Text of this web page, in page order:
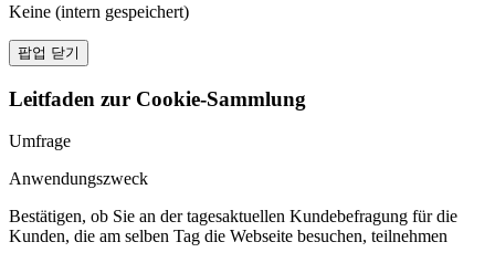
Keine (intern gespeichert)
팝업 닫기
Leitfaden zur Cookie-Sammlung
Umfrage
Anwendungszweck
Bestätigen, ob Sie an der tagesaktuellen Kundebefragung für die
Kunden, die am selben Tag die Webseite besuchen, teilnehmen